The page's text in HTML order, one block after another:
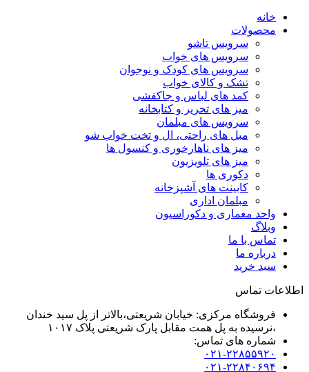
خانه
محصولات
سرویس تاشو
سرویس های خواب
سرویس های کودک و نوجوان
تشک و کالای خواب
کمد های لباس و جاکفشی
میز های تحریر و کتابخانه
سرویس های مبلمان
مبل های راحتی، ال و تخت خواب شو
میز های ناهارخوری و کنسول ها
میز های تلویزیون
دکوری ها
کابینت های آشپزخانه
مبلمان اداری
واحد معماری و دکوراسیون
وبلاگ
تماس با ما
درباره ما
سبد خرید
اطلاعات تماس
فروشگاه مرکزی: خیابان شریعتی،بالاتر از پل سید خندان
،نرسیده به پل همت مقابل پارک شریعتی پلاک ۱۰۱۷
شماره های تماس:
۰۲۱-۲۲۸۵۵۹۲۰
۰۲۱-۲۲۸۴۰۶۹۴